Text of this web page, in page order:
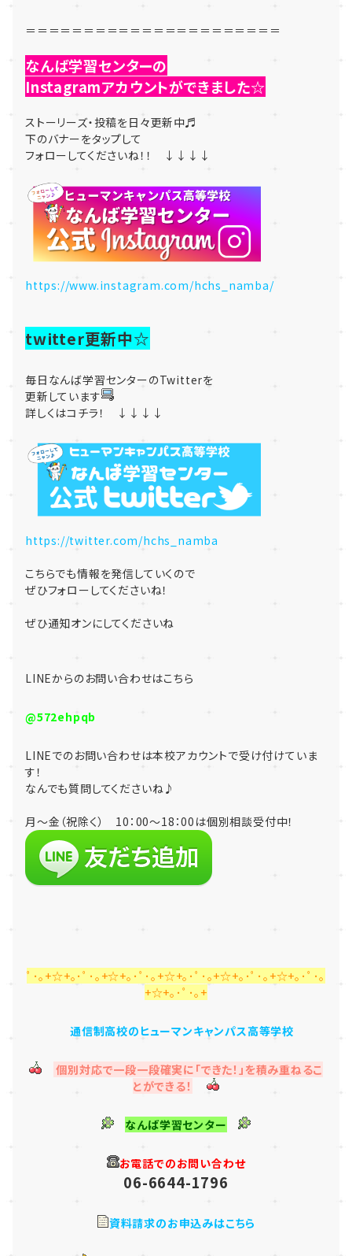
＝＝＝＝＝＝＝＝＝＝＝＝＝＝＝＝＝＝＝＝＝＝
なんば学習センターの
Instagramアカウントができました☆
ストーリーズ・投稿を日々更新中♬
下のバナーをタップして
フォローしてくださいね！！ ↓↓↓↓
https://www.instagram.com/hchs_namba/
twitter更新中☆
毎日なんば学習センターのTwitterを
更新しています
詳しくはコチラ！ ↓↓↓↓
https://twitter.com/hchs_namba
こちらでも情報を発信していくので
ぜひフォローしてくださいね！
ぜひ通知オンにしてくださいね
LINEからのお問い合わせはこちら
@572ehpqb
LINEでのお問い合わせは本校アカウントで受け付けていま
す！
なんでも質問してくださいね♪
月～金（祝除く） 10：00～18：00は個別相談受付中！
ﾟ･｡+☆+｡･ﾟ･｡+☆+｡･ﾟ･｡+☆+｡･ﾟ･｡+☆+｡･ﾟ･｡+☆+｡･ﾟ･｡
+☆+｡･ﾟ･｡+
通信制高校のヒューマンキャンパス高等学校
個別対応で一段一段確実に「できた！」を積み重ねるこ
とができる！
なんば学習センター
お電話でのお問い合わせ
06-6644-1796
資料請求のお申込みはこちら